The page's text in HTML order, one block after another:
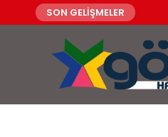
SON GELİŞMELER